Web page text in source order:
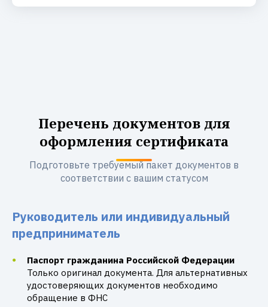
Перечень документов для
оформления сертификата
Подготовьте требуемый пакет документов в
соответствии с вашим статусом
Руководитель или индивидуальный
предприниматель
Паспорт гражданина Российской Федерации
Только оригинал документа. Для альтернативных
удостоверяющих документов необходимо
обращение в ФНС